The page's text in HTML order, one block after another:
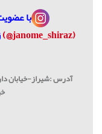
با
(janome_shiraz@)
آدرس :شیراز-خیابان